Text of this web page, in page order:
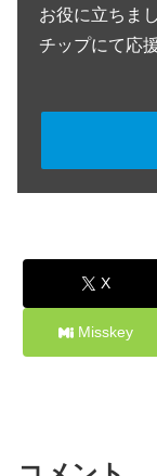
お役に立ちま
チップにて応
X
Misskey